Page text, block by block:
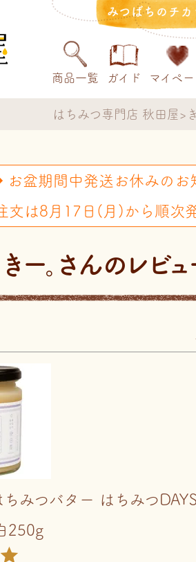
みつばちのチ
商品一覧 ガイド マイペ
はちみつ専門店 秋田屋
お盆期間中発送お休みのお
文は8月17日(月)から順次
きー。さんのレビ
ちみつバター はちみつ
250g